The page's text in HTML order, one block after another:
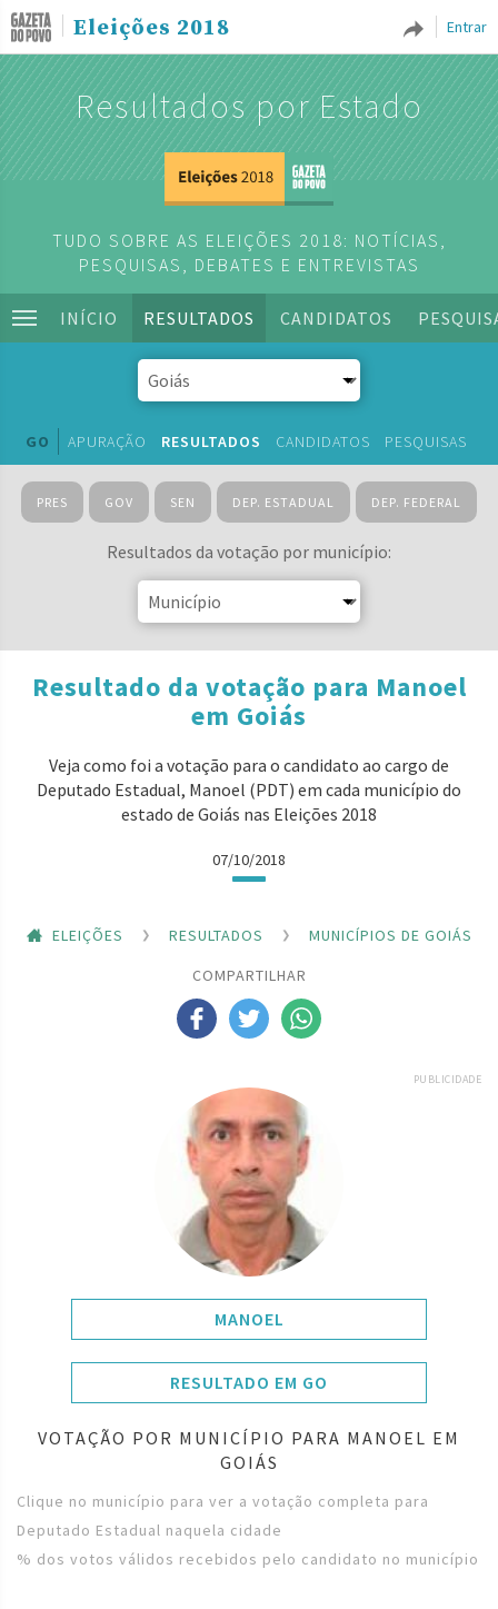
Entrar
Eleições 2018
Resultados por Estado
TUDO SOBRE AS ELEIÇÕES 2018: NOTÍCIAS,
PESQUISAS, DEBATES E ENTREVISTAS
INÍCIO RESULTADOS CANDIDATOS
GO APURAÇÃO RESULTADOS CANDIDATOS PESQUISAS
PRES GOV SEN DEP. ESTADUAL DEP. FEDERAL
Resultados da votação por município:
Resultado da votação para Manoel
em Goiás
Veja como foi a votação para o candidato ao cargo de
Deputado Estadual, Manoel (PDT) em cada município do
estado de Goiás nas Eleições 2018
07/10/2018
ELEIÇÕES RESULTADOS
MUNICÍPIOS DE GOIÁS
COMPARTILHAR
PUBLICIDADE
MANOEL
RESULTADO EM GO
VOTAÇÃO POR MUNICÍPIO PARA MANOEL EM
GOIÁS
Clique no município para ver a votação completa para
Deputado Estadual naquela cidade
% dos votos válidos recebidos pelo candidato no município